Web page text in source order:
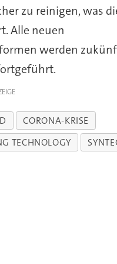
zu reinigen, was
Alle neuen
werden
CORONA-KRISE
TECHNOLOGY